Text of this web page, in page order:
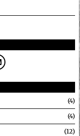
4
4
12